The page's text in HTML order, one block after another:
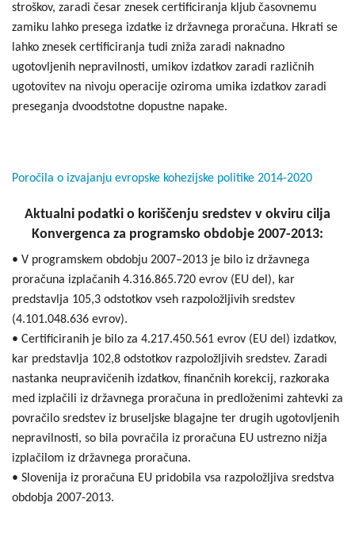
stroškov, zaradi česar znesek certificiranja kljub časovnemu
zamiku lahko presega izdatke iz državnega proračuna. Hkrati se
lahko znesek certificiranja tudi zniža zaradi naknadno
ugotovljenih nepravilnosti, umikov izdatkov zaradi različnih
ugotovitev na nivoju operacije oziroma umika izdatkov zaradi
preseganja dvoodstotne dopustne napake.
Poročila o izvajanju evropske kohezijske politike 2014-2020
Aktualni podatki o koriščenju sredstev v okviru cilja
Konvergenca za programsko obdobje 2007-2013:
• V programskem obdobju 2007–2013 je bilo iz državnega
proračuna izplačanih 4.316.865.720 evrov (EU del), kar
predstavlja 105,3 odstotkov vseh razpoložljivih sredstev
(4.101.048.636 evrov).
• Certificiranih je bilo za 4.217.450.561 evrov (EU del) izdatkov,
kar predstavlja 102,8 odstotkov razpoložljivih sredstev. Zaradi
nastanka neupravičenih izdatkov, finančnih korekcij, razkoraka
med izplačili iz državnega proračuna in predloženimi zahtevki za
povračilo sredstev iz bruseljske blagajne ter drugih ugotovljenih
nepravilnosti, so bila povračila iz proračuna EU ustrezno nižja
izplačilom iz državnega proračuna.
• Slovenija iz proračuna EU pridobila vsa razpoložljiva sredstva
obdobja 2007-2013.